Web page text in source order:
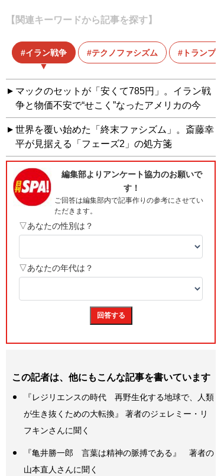
【関連キーワードから記事を探す】
イラン戦争 テクノファシズム トランプ大
マックのセットが「安くて785円」。イラン戦
争と物価不安で“せこく”なったアメリカの今
世界を覆い始めた「終末ファシズム」。斎藤幸
平が見据える「フェーズ2」の処方箋
この記者は、他にもこんな記事を書いています
『レジリエンスの時代 再野生化する地球で、人類
が生き抜くための大転換』 著者のジェレミー・リ
フキンさんに聞く
『亀井勝一郎 言葉は精神の脈搏である』 著者の
山本直人さんに聞く